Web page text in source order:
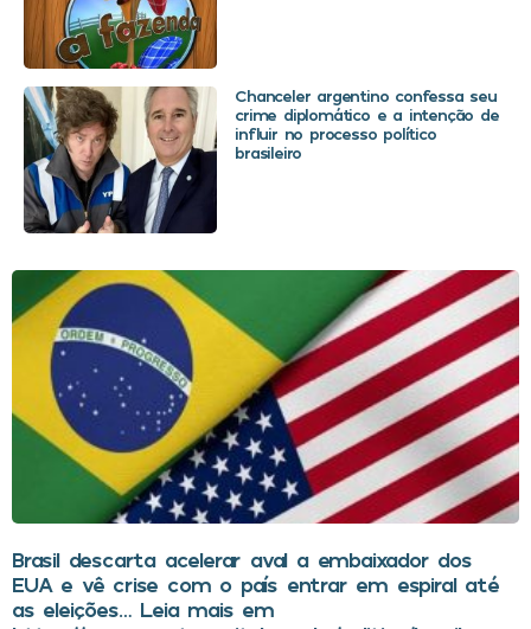
Chanceler argentino confessa seu
crime diplomático e a intenção de
influir no processo político
brasileiro
Brasil descarta acelerar aval a embaixador dos
EUA e vê crise com o país entrar em espiral até
as eleições… Leia mais em